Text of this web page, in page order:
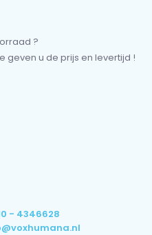
?
geven u de prijs en levertijd !
- 4346628